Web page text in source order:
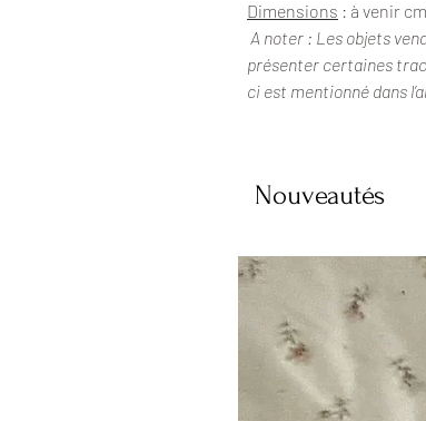
Dimensions : à venir cm
A noter : Les objets
présenter certaines
ci est mentionné dans
Nouveautés